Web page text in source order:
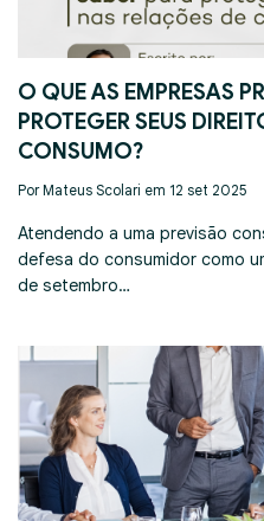
O QUE AS EMPRESAS
PROTEGER SEUS
CONSUMO?
Por Mateus Scolari em 12 set 2025
Atendendo a uma previsão
defesa do consumidor como
de setembro…